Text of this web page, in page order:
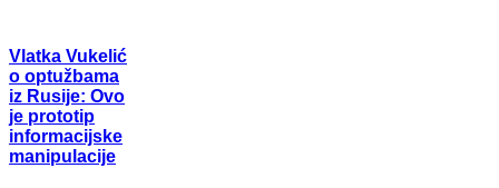
Vlatka Vukelić
o optužbama
iz Rusije: Ovo
je prototip
informacijske
manipulacije